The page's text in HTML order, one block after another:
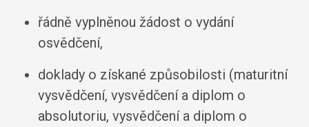
řádně vyplněnou žádost o vydání
osvědčení,
doklady o získané způsobilosti (maturitní
vysvědčení, vysvědčení a diplom o
absolutoriu, vysvědčení a diplom o